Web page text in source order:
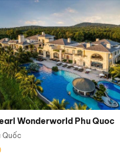
Wonderworld Phu Quoc
Quốc